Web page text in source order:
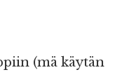
(mä käytän